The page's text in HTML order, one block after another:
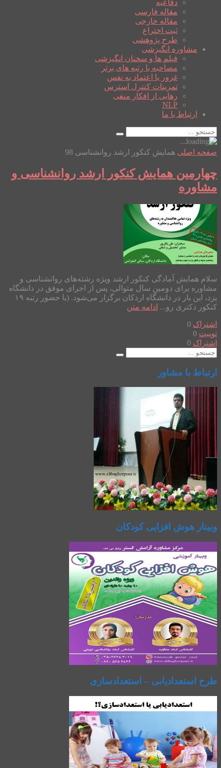
دفاعیه
مقاله فارسی
مقاله خارجی
ثبت اختراع
طرح پژوهشی
مشاوره انگیزشی
فیلم ها و سخنان انگیزشی
مصاحبه با رتبه های برتر
غرور یا اعتماد به نفس
تمرینات کنترل استرس
رهایی از افکار منفی
NLP
ارتباط با ما
صفحه اصلی همایش کنکور ارشد روانشناسی 98
چهارمین همایش کنکور ارشد روانشناسی و
مشاوره
سلام همایش آمادگی کنکور ارشد ویژه رشته‌های روانشناسی و
مشاوره برای دومین سال متوالی، پس از اجرای موفق در دانشگاه
یزد، این بار در دانشگاه اردکان برگزار می‌شود. (با حضور رتبه ۱۹
کنکور دکتری رو... ادامه متن
اشتراک 0
توییت 0
اشتراک 0
ارتباط با مشاور
وبینار هوش افزایی کودکان
طرح استعدادیابی – استعدادسازی